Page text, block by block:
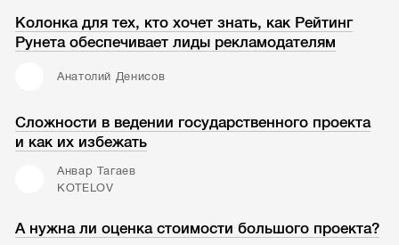
Колонка для тех, кто хочет знать, как Рейтинг
Рунета обеспечивает лиды рекламодателям
Анатолий Денисов
Сложности в ведении государственного проекта
и как их избежать
Анвар Тагаев
KOTELOV
А нужна ли оценка стоимости большого проекта?